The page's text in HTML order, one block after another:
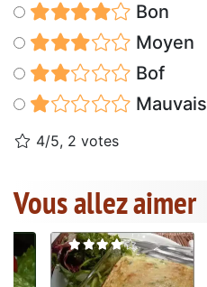
Bon
Moyen
Bof
Mauvais
4/5, 2 votes
Vous allez aimer